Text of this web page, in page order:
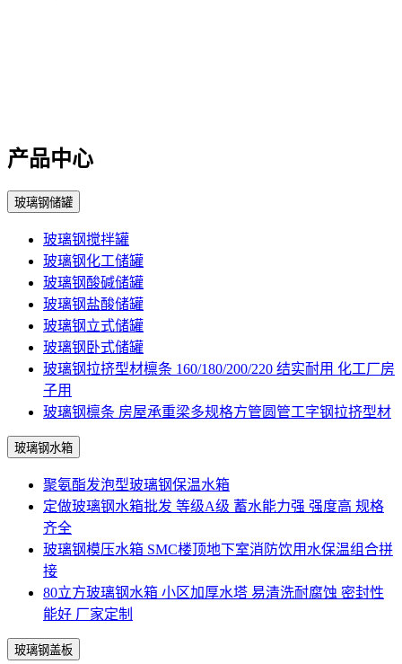
产品中心
玻璃钢储罐
玻璃钢搅拌罐
玻璃钢化工储罐
玻璃钢酸碱储罐
玻璃钢盐酸储罐
玻璃钢立式储罐
玻璃钢卧式储罐
玻璃钢拉挤型材檩条 160/180/200/220 结实耐用 化工厂房
子用
玻璃钢檩条 房屋承重梁多规格方管圆管工字钢拉挤型材
玻璃钢水箱
聚氨酯发泡型玻璃钢保温水箱
定做玻璃钢水箱批发 等级A级 蓄水能力强 强度高 规格
齐全
玻璃钢模压水箱 SMC楼顶地下室消防饮用水保温组合拼
接
80立方玻璃钢水箱 小区加厚水塔 易清洗耐腐蚀 密封性
能好 厂家定制
玻璃钢盖板